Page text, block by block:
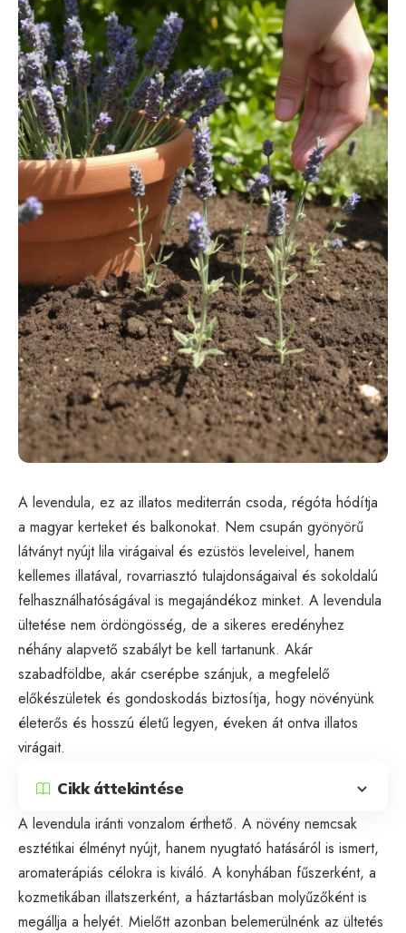
A levendula, ez az illatos mediterrán csoda, régóta hódítja
a magyar kerteket és balkonokat. Nem csupán gyönyörű
látványt nyújt lila virágaival és ezüstös leveleivel, hanem
kellemes illatával, rovarriasztó tulajdonságaival és sokoldalú
felhasználhatóságával is megajándékoz minket. A levendula
ültetése nem ördöngösség, de a sikeres eredényhez
néhány alapvető szabályt be kell tartanunk. Akár
szabadföldbe, akár cserépbe szánjuk, a megfelelő
előkészületek és gondoskodás biztosítja, hogy növényünk
életerős és hosszú életű legyen, éveken át ontva illatos
virágait.
Cikk áttekintése
A levendula iránti vonzalom érthető. A növény nemcsak
esztétikai élményt nyújt, hanem nyugtató hatásáról is ismert,
aromaterápiás célokra is kiváló. A konyhában fűszerként, a
kozmetikában illatszerként, a háztartásban molyűzőként is
megállja a helyét. Mielőtt azonban belemerülnénk az ültetés